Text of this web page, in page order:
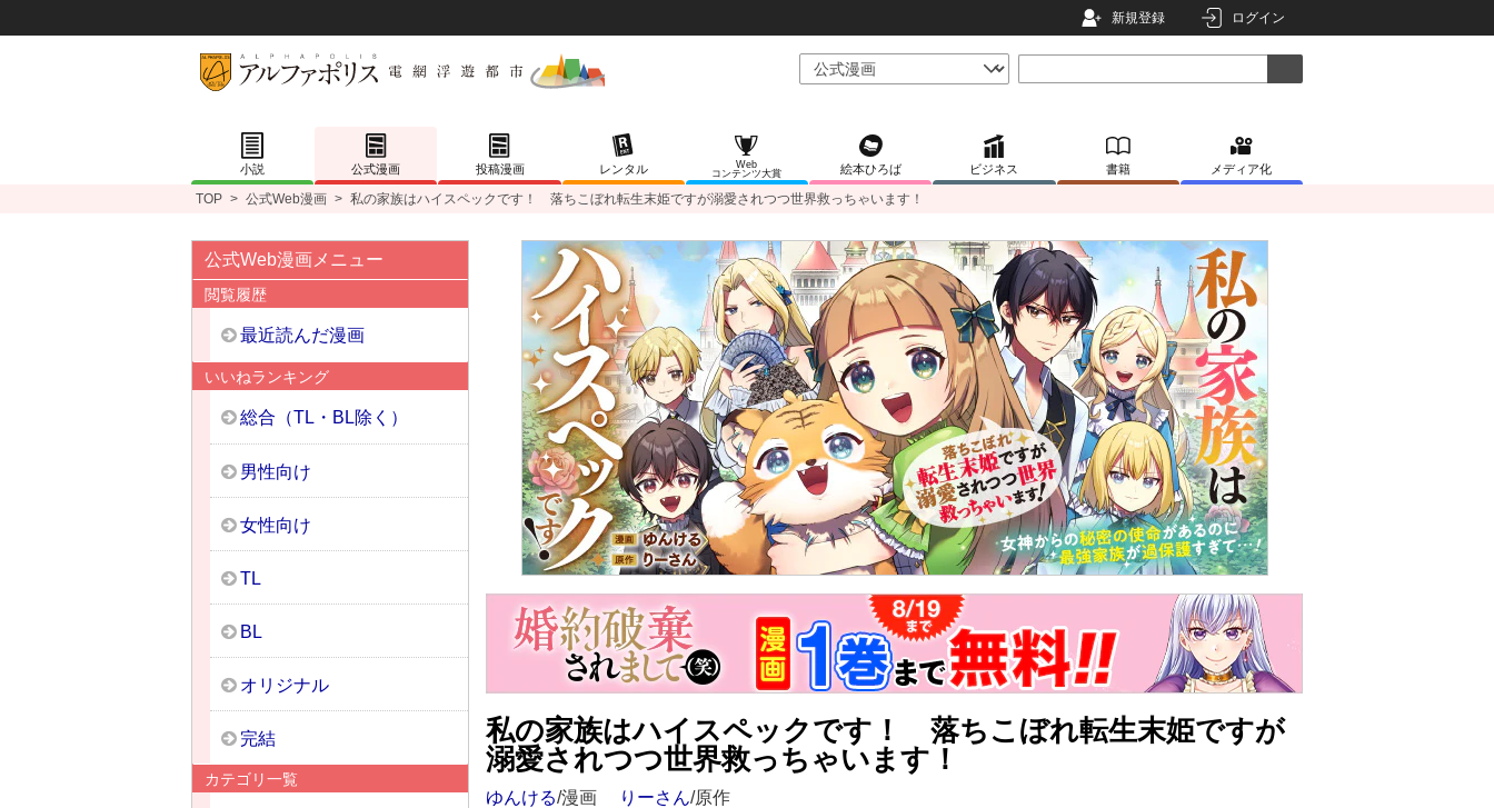
新規登録 ログイン
小説 公式漫画 投稿漫画 レンタル
Web
コンテンツ大賞
絵本ひろば ビジネス 書籍 メディア化
TOP > 公式Web漫画 > 私の家族はハイスペックです！ 落ちこぼれ転生末姫ですが溺愛されつつ世界救っちゃいます！
私の家族はハイスペックです！ 落ちこぼれ転生末姫ですが
溺愛されつつ世界救っちゃいます！
ゆんける/漫画 りーさん/原作
公式Web漫画メニュー
閲覧履歴
最近読んだ漫画
いいねランキング
総合（TL・BL除く）
男性向け
女性向け
TL
BL
オリジナル
完結
カテゴリ一覧